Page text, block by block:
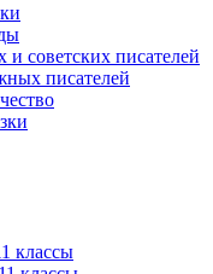
и советских писателей
писателей
классы